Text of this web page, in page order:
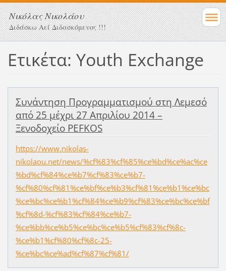
Νικόλας Νικολάου
Διδάσκω Αεί Διδασκόμενος !!!
Ετικέτα: Youth Exchange
Συνάντηση Προγραμματισμού στη Λεμεσό
από 25 μέχρι 27 Απριλίου 2014 –
Ξενοδοχείο PEFKOS
https://www.nikolas-
nikolaou.net/news/%cf%83%cf%85%ce%bd%ce%ac%ce
%bd%cf%84%ce%b7%cf%83%ce%b7-
%cf%80%cf%81%ce%bf%ce%b3%cf%81%ce%b1%ce%bc
%ce%bc%ce%b1%cf%84%ce%b9%cf%83%ce%bc%ce%bf
%cf%8d-%cf%83%cf%84%ce%b7-
%ce%bb%ce%b5%ce%bc%ce%b5%cf%83%cf%8c-
%ce%b1%cf%80%cf%8c-25-
%ce%bc%ce%ad%cf%87%cf%81/